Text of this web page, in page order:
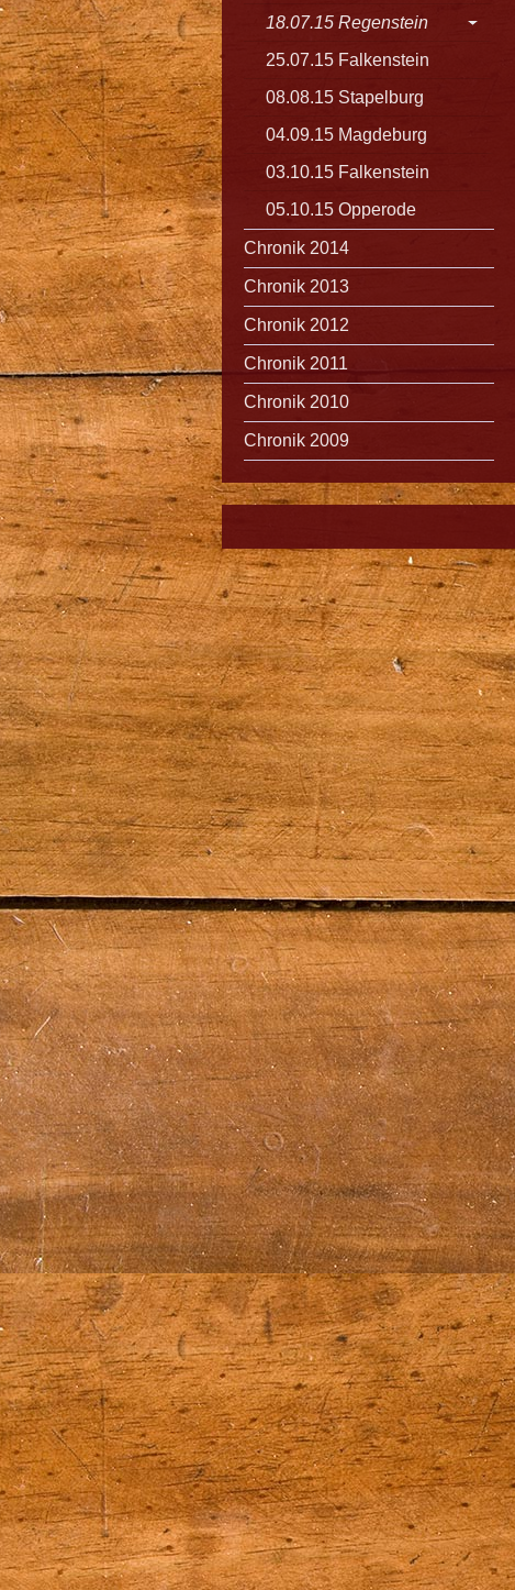
18.07.15 Regenstein
25.07.15 Falkenstein
08.08.15 Stapelburg
04.09.15 Magdeburg
03.10.15 Falkenstein
05.10.15 Opperode
Chronik 2014
Chronik 2013
Chronik 2012
Chronik 2011
Chronik 2010
Chronik 2009